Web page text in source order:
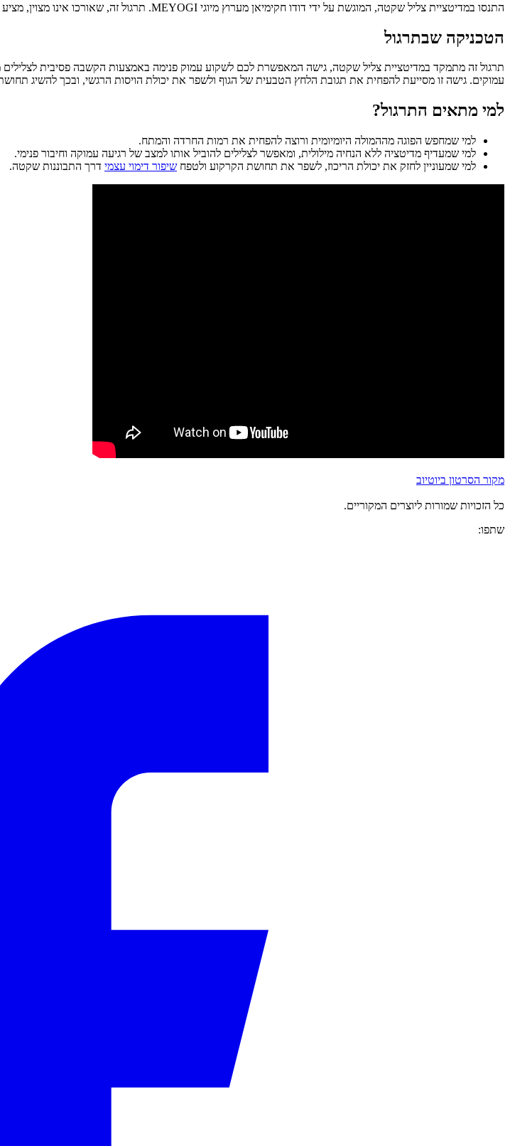
התנסו במדיטציית צליל שקטה, המוגשת על ידי דודו חקימיאן מערוץ מיוגי MEYOGI. תרגול זה, שאורכו אינו מצוין, מציע מרחב של שקט פנימי באמצעות מוזיקה מרגיעה, ללא צורך בהנחיה מילולית.
הטכניקה שבתרגול
תרגול זה מתמקד במדיטציית צליל שקטה, גישה המאפשרת לכם לשקוע עמוק פנימה באמצעות הקשבה פסיבית לצלילים
עמוקים. גישה זו מסייעת להפחית את תגובת הלחץ הטבעית של הגוף ולשפר את יכולת הויסות הרגשי, ובכך להשיג תחושת
למי מתאים התרגול?
למי שמחפש הפוגה מההמולה היומיומית ורוצה להפחית את רמות החרדה והמתח.
למי שמעדיף מדיטציה ללא הנחיה מילולית, ומאפשר לצלילים להוביל אותו למצב של רגיעה עמוקה וחיבור פנימי.
למי שמעוניין לחזק את יכולת הריכוז, לשפר את תחושת הקרקוע ולטפח שיפור דימוי עצמי דרך התבוננות שקטה.
מקור הסרטון ביוטיוב
כל הזכויות שמורות ליוצרים המקוריים.
שתפו: